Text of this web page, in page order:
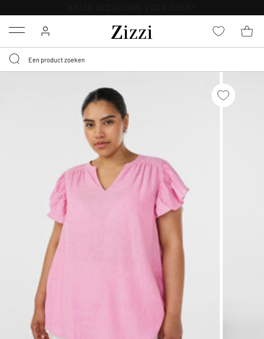
Menu